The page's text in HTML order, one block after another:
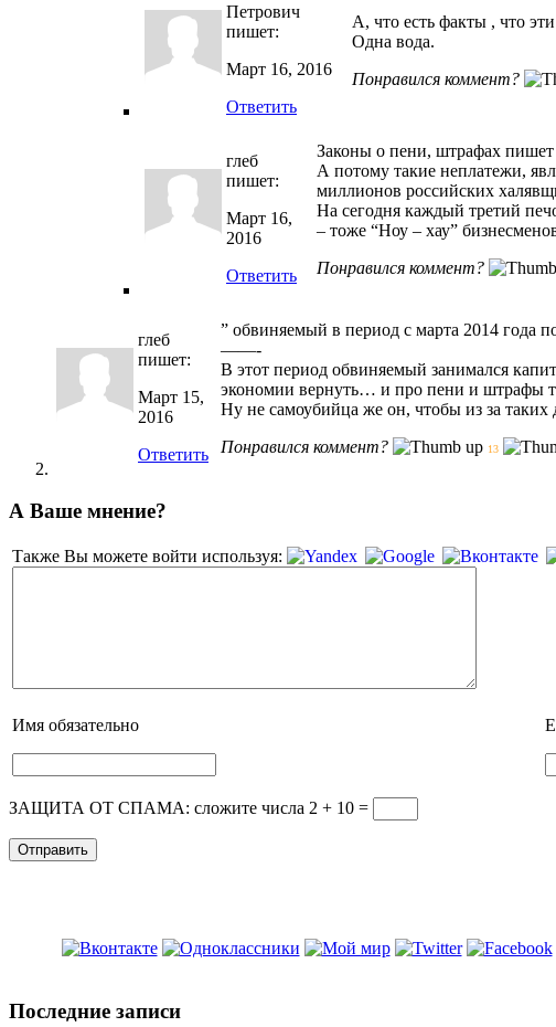
Петрович
пишет:
Март 16, 2016
Ответить
А, что есть факты , что
Одна вода.
Понравился коммент?
глеб
пишет:
Март 16,
2016
Ответить
Законы о пени, штрафах
А потому такие неплатежи,
миллионов российских
На сегодня каждый третий
– тоже “Ноу – хау”
Понравился коммент?
глеб
пишет:
Март 15,
2016
Ответить
” обвиняемый в период с марта 2014 года
——-
В этот период обвиняемый занимался
экономии вернуть… и про пени и штрафы
Ну не самоубийца же он, чтобы из за таких
Понравился коммент?
13
А Ваше мнение?
Также Вы можете войти используя:
Имя обязательно
ЗАЩИТА ОТ СПАМА: сложите числа 2 + 10 =
Последние записи